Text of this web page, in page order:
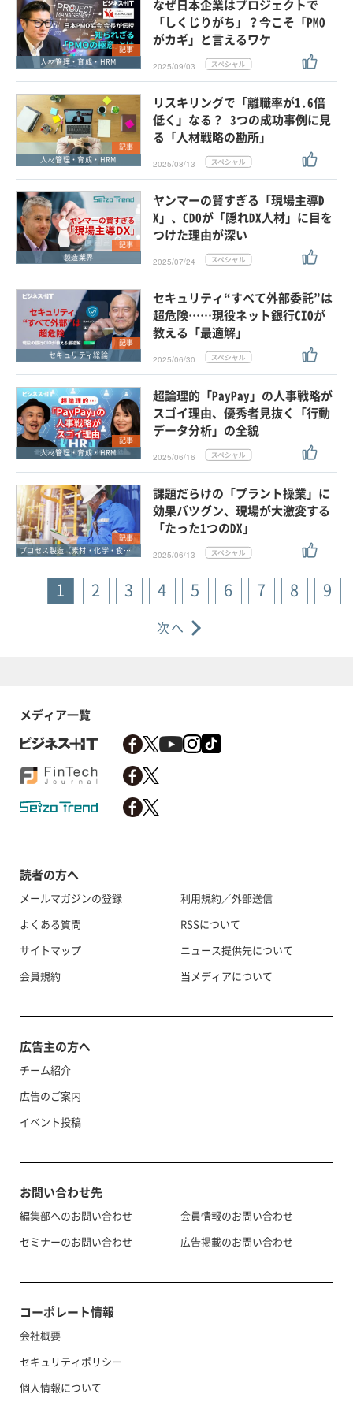
記事
人材管理・育成・HRM
なぜ日本企業はプロジェクトで
「しくじりがち」？今こそ「PMO
がカギ」と言えるワケ
2025/09/03
記事
人材管理・育成・HRM
リスキリングで「離職率が1.6倍
低く」なる？ 3つの成功事例に見
る「人材戦略の勘所」
2025/08/13
記事
製造業界
ヤンマーの賢すぎる「現場主導D
X」、CDOが「隠れDX人材」に目を
つけた理由が深い
2025/07/24
記事
セキュリティ総論
セキュリティ“すべて外部委託”は
超危険……現役ネット銀行CIOが
教える「最適解」
2025/06/30
記事
人材管理・育成・HRM
超論理的「PayPay」の人事戦略が
スゴイ理由、優秀者見抜く「行動
データ分析」の全貌
2025/06/16
記事
プロセス製造（素材・化学・食品・医薬品）
課題だらけの「プラント操業」に
効果バツグン、現場が大激変する
「たった1つのDX」
2025/06/13
1 2 3 4 5 6 7 8 9
次へ
メディア一覧
読者の方へ
メールマガジンの登録
よくある質問
サイトマップ
会員規約
利用規約／外部送信
RSSについて
ニュース提供先について
当メディアについて
広告主の方へ
チーム紹介
広告のご案内
イベント投稿
お問い合わせ先
編集部へのお問い合わせ
セミナーのお問い合わせ
会員情報のお問い合わせ
広告掲載のお問い合わせ
コーポレート情報
会社概要
セキュリティポリシー
個人情報について